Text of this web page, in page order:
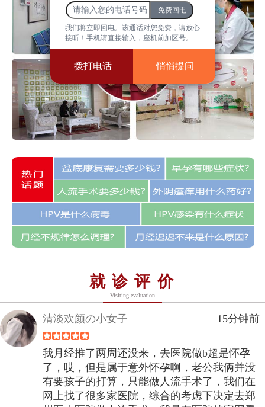
就诊评价
Visiting evaluation
清淡欢颜の小女子 15分钟前
我月经推了两周还没来，去医院做b超是怀孕
了，哎，但是属于意外怀孕啊，老公我俩并没
有要孩子的打算，只能做人流手术了，我们在
网上找了很多家医院，综合的考虑下决定去郑
我们将立即回电。该通话对您免费，请放心
接听！手机请直接输入，座机前加区号。
拨打电话 悄悄提问